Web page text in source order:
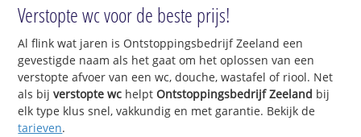
Verstopte wc voor de beste prijs!
Al flink wat jaren is Ontstoppingsbedrijf Zeeland een
gevestigde naam als het gaat om het oplossen van een
verstopte afvoer van een wc, douche, wastafel of riool. Net
als bijverstopte wc helptOntstoppingsbedrijf Zeeland bij
elk type klus snel, vakkundig en met garantie. Bekijk de
tarieven.